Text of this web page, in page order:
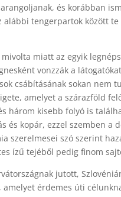
és korábban
tengerpartok között
miatt az egyik
vonzzák a
csábításának sokan nem
amelyet a szárazföld
három kisebb folyó is
kopár, ezzel szemben a
szerelmesei szó szerint
ízű tejéből pedig finom
jutott,
érdemes úti